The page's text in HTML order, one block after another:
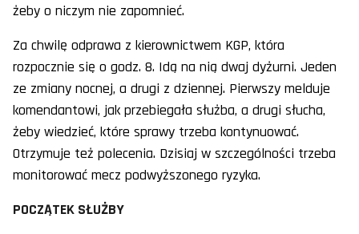
żeby o niczym nie zapomnieć.
Za chwilę odprawa z kierownictwem KGP, która
rozpocznie się o godz. 8. Idą na nią dwaj dyżurni. Jeden
ze zmiany nocnej, a drugi z dziennej. Pierwszy melduje
komendantowi, jak przebiegała służba, a drugi słucha,
żeby wiedzieć, które sprawy trzeba kontynuować.
Otrzymuje też polecenia. Dzisiaj w szczególności trzeba
monitorować mecz podwyższonego ryzyka.
POCZĄTEK SŁUŻBY